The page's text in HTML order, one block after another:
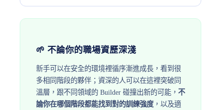
🌱 不論你的職場資歷深淺
新手可以在安全的環境裡循序漸進成長，看到很
多相同階段的夥伴；資深的人可以在這裡突破同
溫層，跟不同領域的 Builder 碰撞出新的可能， 不
論你在哪個階段都能找到對的訓練強度，以及適